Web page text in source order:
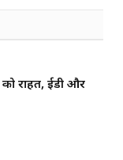
को राहत, ईडी और